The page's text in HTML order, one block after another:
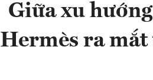
Giữa xu
Hermès ra